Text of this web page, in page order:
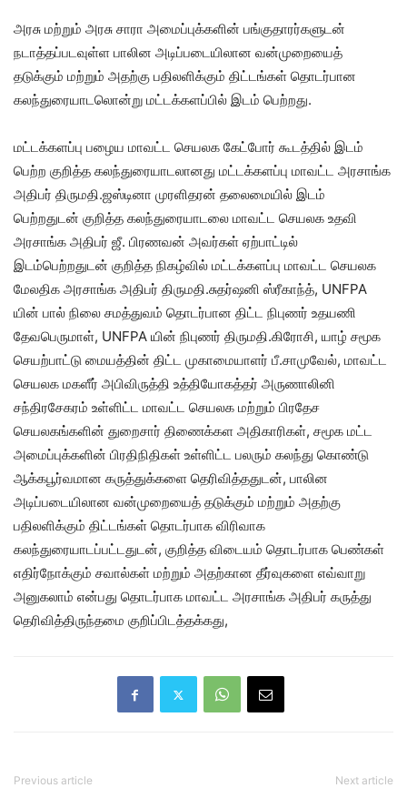
அரசு மற்றும் அரசு சாரா அமைப்புக்களின் பங்குதாரர்களுடன்
நடாத்தப்படவுள்ள பாலின அடிப்படையிலான வன்முறையைத்
தடுக்கும் மற்றும் அதற்கு பதிலளிக்கும் திட்டங்கள் தொடர்பான
கலந்துரையாடலொன்று மட்டக்களப்பில் இடம் பெற்றது.
மட்டக்களப்பு பழைய மாவட்ட செயலக கேட்போர் கூடத்தில் இடம்
பெற்ற குறித்த கலந்துரையாடலானது மட்டக்களப்பு மாவட்ட அரசாங்க
அதிபர் திருமதி.ஜஸ்டினா முரளிதரன் தலைமையில் இடம்
பெற்றதுடன் குறித்த கலந்துரையாடலை மாவட்ட செயலக உதவி
அரசாங்க அதிபர் ஜீ. பிரணவன் அவர்கள் ஏற்பாட்டில்
இடம்பெற்றதுடன் குறித்த நிகழ்வில் மட்டக்களப்பு மாவட்ட செயலக
மேலதிக அரசாங்க அதிபர் திருமதி.சுதர்ஷனி ஸ்ரீகாந்த், UNFPA
யின் பால் நிலை சமத்துவம் தொடர்பான திட்ட நிபுணர் உதயணி
தேவபெருமாள், UNFPA யின் நிபுணர் திருமதி.கிரோசி, யாழ் சமூக
செயற்பாட்டு மையத்தின் திட்ட முகாமையாளர் பீ.சாமுவேல், மாவட்ட
செயலக மகளீர் அபிவிருத்தி உத்தியோகத்தர் அருணாலினி
சந்திரசேகரம் உள்ளிட்ட மாவட்ட செயலக மற்றும் பிரதேச
செயலகங்களின் துறைசார் திணைக்கள அதிகாரிகள், சமூக மட்ட
அமைப்புக்களின் பிரதிநிதிகள் உள்ளிட்ட பலரும் கலந்து கொண்டு
ஆக்கபூர்வமான கருத்துக்களை தெரிவித்ததுடன், பாலின
அடிப்படையிலான வன்முறையைத் தடுக்கும் மற்றும் அதற்கு
பதிலளிக்கும் திட்டங்கள் தொடர்பாக விரிவாக
கலந்துரையாடப்பட்டதுடன், குறித்த விடையம் தொடர்பாக பெண்கள்
எதிர்நோக்கும் சவால்கள் மற்றும் அதற்கான தீர்வுகளை எவ்வாறு
அனுகலாம் என்பது தொடர்பாக மாவட்ட அரசாங்க அதிபர் கருத்து
தெரிவித்திருந்தமை குறிப்பிடத்தக்கது,
Previous article Next article